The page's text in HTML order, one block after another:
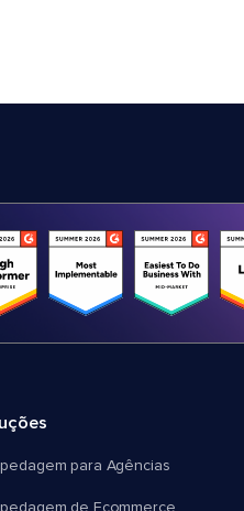
para Agências